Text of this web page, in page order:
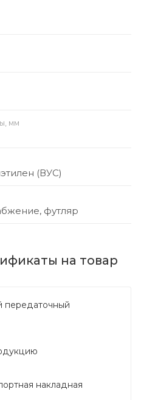
мм
(ВУС)
футляр
на товар
передаточный
накладная